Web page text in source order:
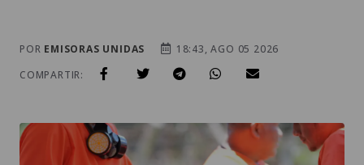
POR EMISORAS UNIDAS
18:43, AGO 05 2026
COMPARTIR: